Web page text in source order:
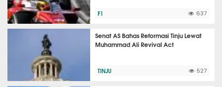
F1 637
Senat AS Bahas Reformasi Tinju Lewat
Muhammad Ali Revival Act
TINJU 527